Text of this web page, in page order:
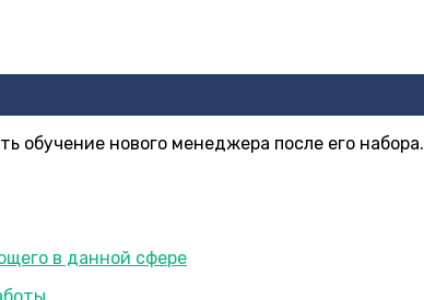
обучение нового менеджера после его набора.
в данной сфере